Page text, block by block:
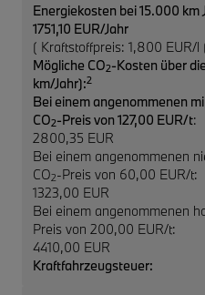
Energiekosten bei 15.000 km
1751,10 EUR/Jahr
( Kraftstoffpreis: 1,800 EUR/
Mögliche CO2-Kosten über
km/Jahr):2
Bei einem angenommenen
CO2-Preis von 127,00 EUR/t:
2800,35 EUR
Bei einem angenommenen
CO2-Preis von 60,00 EUR/t:
1323,00 EUR
Bei einem angenommenen
Preis von 200,00 EUR/t:
4410,00 EUR
Kraftfahrzeugsteuer: